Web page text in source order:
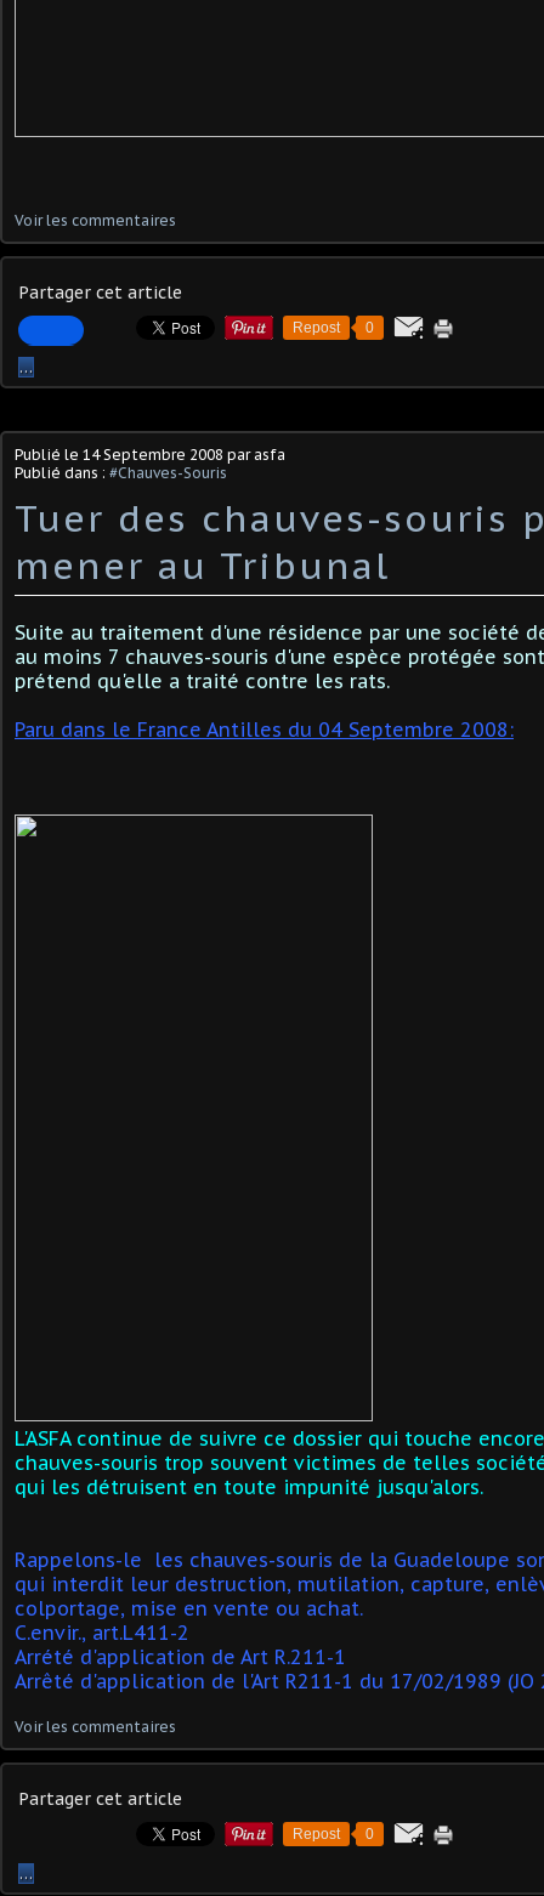
Voir les commentaires
Partager cet article
Repost 0
…
Publié le 14 Septembre 2008 par asfa
Publié dans : #Chauves-Souris
Tuer des chauves-souris
mener au Tribunal
Suite au traitement d'une résidence par une société
au moins 7 chauves-souris d'une espèce protégée
prétend qu'elle a traité contre les rats.
Paru dans le France Antilles du 04 Septembre 2008:
L'ASFA continue de suivre ce dossier qui touche
chauves-souris trop souvent victimes de telles
qui les détruisent en toute impunité jusqu'alors.
Rappelons-le les chauves-souris de la Guadeloupe
qui interdit leur destruction, mutilation, capture,
colportage, mise en vente ou achat.
C.envir., art.L411-2
Arrété d'application de Art R.211-1
Arrêté d'application de l'Art R211-1 du 17/02/1989 (JO
Voir les commentaires
Partager cet article
Repost 0
…